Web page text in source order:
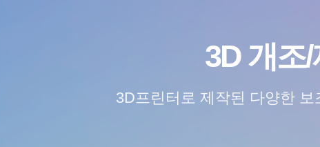
3D 개조
3D프린터로 제작된 다양한